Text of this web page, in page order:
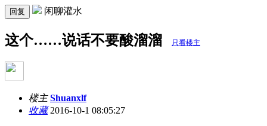
回复 闲聊灌水
这个……说话不要酸溜溜 只看楼主
楼主 Shuanxlf
收藏2016-10-1 08:05:27